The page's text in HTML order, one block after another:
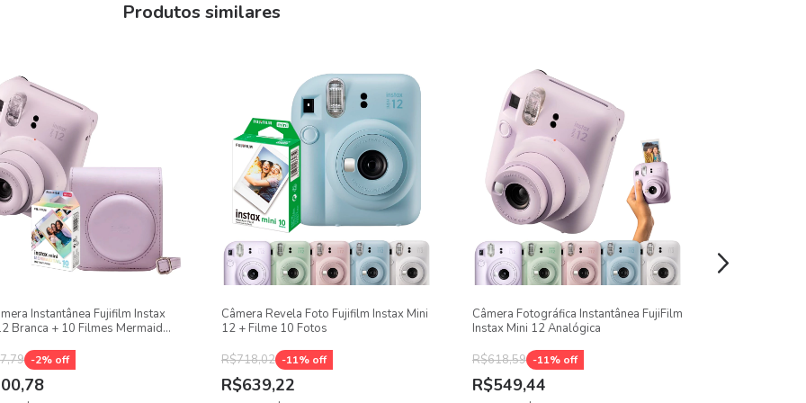
Close Up e entrega fotos selfie com mais detalhes e tons de pele preservados (mini 11 tem fotos selfie mais
Produtos similares
Instantânea Fujifilm Instax
Branca + 10 Filmes Mermaid
-2% off
Câmera Revela Foto Fujifilm Instax Mini
12 + Filme 10 Fotos
R$718,02 -11% off
R$639,22
Câmera Fotográfica Instantânea FujiFilm
Instax Mini 12 Analógica
R$618,59 -11% off
R$549,44